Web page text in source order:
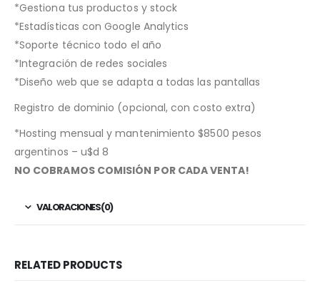
*Gestiona tus productos y stock
*Estadísticas con Google Analytics
*Soporte técnico todo el año
*Integración de redes sociales
*Diseño web que se adapta a todas las pantallas
Registro de dominio (opcional, con costo extra)
*Hosting mensual y mantenimiento $8500 pesos
argentinos – u$d 8
NO COBRAMOS COMISIÓN POR CADA VENTA!
VALORACIONES (0)
RELATED PRODUCTS